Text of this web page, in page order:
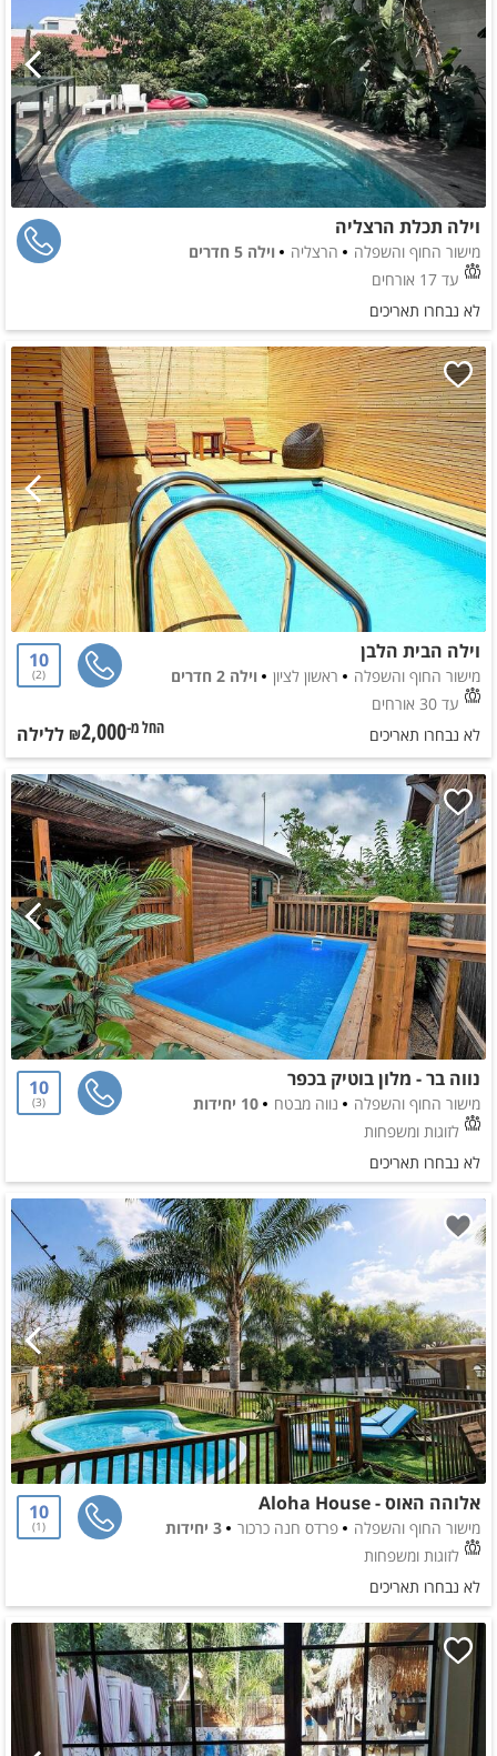
וילה תכלת הרצליה
מישור החוף והשפלה הרצליה
וילה 5 חדרים
עד 17 אורחים
לא נבחרו תאריכים
וילה הבית הלבן
מישור החוף והשפלה ראשון לציון
וילה 2 חדרים
עד 30 אורחים
10
2
לא נבחרו תאריכים החל מ-₪2,000 ללילה
נווה בר - מלון בוטיק בכפר
מישור החוף והשפלה נווה מבטח
10 יחידות
לזוגות ומשפחות
10
3
לא נבחרו תאריכים
אלוהה האוס - Aloha House
מישור החוף והשפלה פרדס חנה כרכור
3 יחידות
לזוגות ומשפחות
10
1
לא נבחרו תאריכים